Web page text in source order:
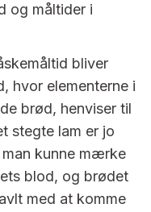
og måltider i
bliver
hvor elementerne i
brød, henviser til
stegte lam er jo
kunne mærke
blod, og brødet
med at komme